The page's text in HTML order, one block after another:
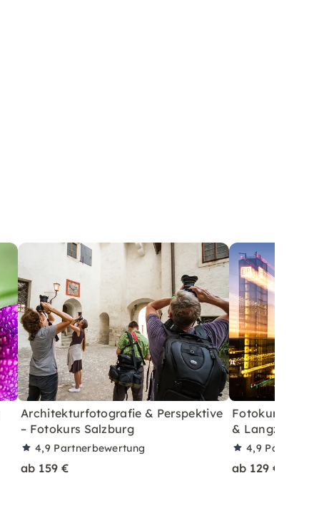
Architekturfotografie & Perspektive
– Fotokurs Salzburg
4,9 Partnerbewertung
ab 159 €
Fotokurs in
&
4,9
ab 129 €